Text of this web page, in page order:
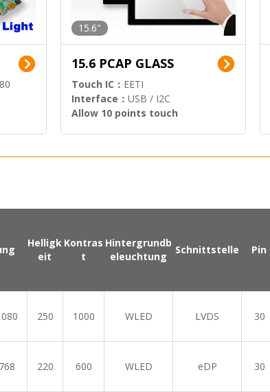
15.6"
15.6 PCAP GLASS
Touch IC： EETI
Interface： USB / I2C
Allow 10 points touch
Helligk
eit
Kontras
t
Hintergrundb
eleuchtung
Schnittstelle Pin
250 1000 WLED LVDS 30
220 600 WLED eDP 30